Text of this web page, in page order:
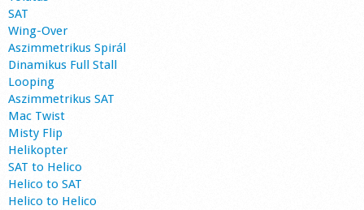
SAT
Wing-Over
Aszimmetrikus Spirál
Dinamikus Full Stall
Looping
Aszimmetrikus SAT
Mac Twist
Misty Flip
Helikopter
SAT to Helico
Helico to SAT
Helico to Helico